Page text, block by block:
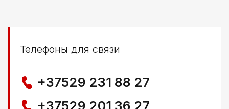
Свидетельство выдано Березовским районным
исполнительным комитетом 29.04.2025
Создание сайта